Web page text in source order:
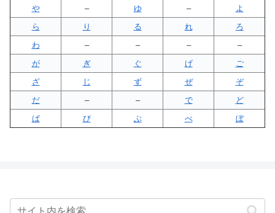
や
– ゆ –
よ
ら
り る れ
ろ
わ
– – –
–
が
ぎ ぐ げ
ご
ざ
じ ず ぜ
ぞ
だ
– – で
ど
ば
び ぶ べ ぼ